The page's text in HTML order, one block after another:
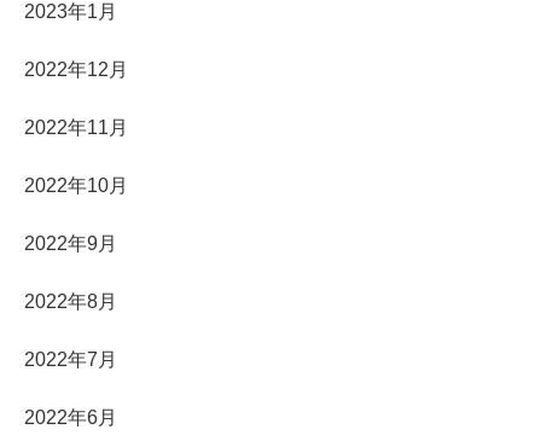
2023年1月
2022年12月
2022年11月
2022年10月
2022年9月
2022年8月
2022年7月
2022年6月